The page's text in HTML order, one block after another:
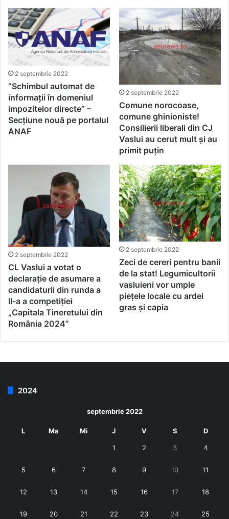
2 septembrie 2022
”Schimbul automat de
informații în domeniul
impozitelor directe” –
Secțiune nouă pe portalul
ANAF
2 septembrie 2022
Comune norocoase,
comune ghinioniste!
Consilierii liberali din CJ
Vaslui au cerut mult și au
primit puțin
2 septembrie 2022
CL Vaslui a votat o
declarație de asumare a
candidaturii din runda a
ll-a a competiţiei
„Capitala Tineretului din
România 2024”
2 septembrie 2022
Zeci de cereri pentru banii
de la stat! Legumicultorii
vasluieni vor umple
piețele locale cu ardei
gras și capia
2024
septembrie 2022
L Ma Mi J V S D
1 2 3 4
5 6 7 8 9 10 11
12 13 14 15 16 17 18
19 20 21 22 23 24 25